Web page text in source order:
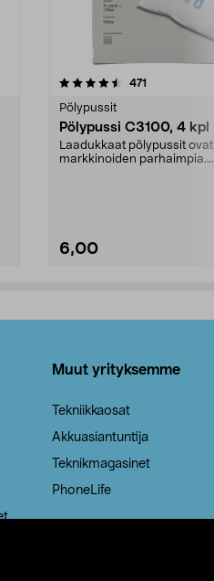
471
Pölypussit
Pölypussi C3100, 4 kpl
Laadukkaat pölypussit ovat
markkinoiden parhaimpia.
6,00
4.5viidestä
Muut yrityksemme
Tekniikkaosat
Akkuasiantuntija
Teknikmagasinet
PhoneLife